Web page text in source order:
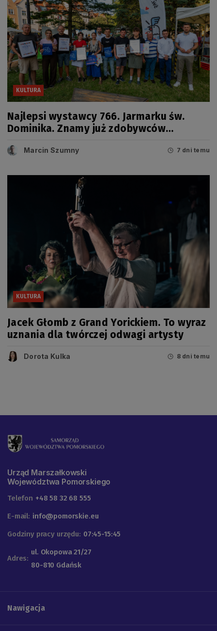
KULTURA
Najlepsi wystawcy 766. Jarmarku św.
Dominika. Znamy już zdobywców
Marcin Szumny 7 dni temu
KULTURA
Jacek Głomb z Grand Yorickiem. To wyraz
uznania dla twórczej odwagi artysty
Dorota Kulka 8 dni temu
Urząd Marszałkowski
Województwa Pomorskiego
Telefon +48 58 32 68 555
E-mail: info@pomorskie.eu
Godziny pracy urzędu: 07:45-15:45
Adres:
ul. Okopowa 21/27
80-810 Gdańsk
Nawigacja